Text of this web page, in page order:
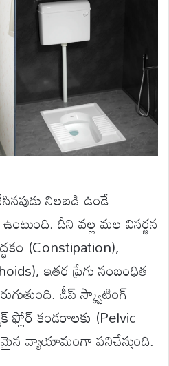
నిలబడి ఉండే
దీని వల్ల మల విసర్జన
(Constipation),
ఇతర ప్రేగు సంబంధిత
డీప్ స్క్వాటింగ్
ఫ్లోర్ కండరాలకు (Pelvic
వ్యాయామంగా పనిచేస్తుంది.